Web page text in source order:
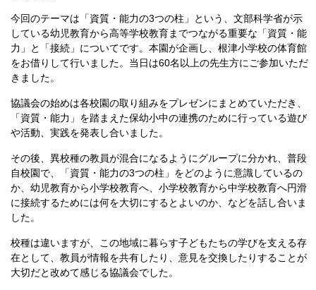
今回のテーマは「資質・能力の3つの柱」という、文部科学省が示
している幼児教育から高等学校教育までつながる重要な「資質・能
力」と「接続」についてです。本園が企画し、根津小学校の体育館
をお借りして行いました。当日は60名以上の先生方にご参加いただ
きました。
協議会の始めは各校園の取り組みをプレゼンにまとめていただき、
「資質・能力」を踏まえた保幼小中の連携のために行っている遊び
や活動、実践を発表し合いました。
その後、異校種の教員が混合になるようにグループに分かれ、普段
自校園で、「資質・能力の3つの柱」をどのように意識しているの
か、幼児教育から小学校教育へ、小学校教育から中学校教育へ円滑
に接続するためには何を大切にするとよいのか、などを話し合いま
した。
校種は違いますが、この地域に暮らす子どもたちの学びを支える存
在として、教員が情報を共有したり、意見を交換したりすることが
大切だと改めて感じる協議会でした。